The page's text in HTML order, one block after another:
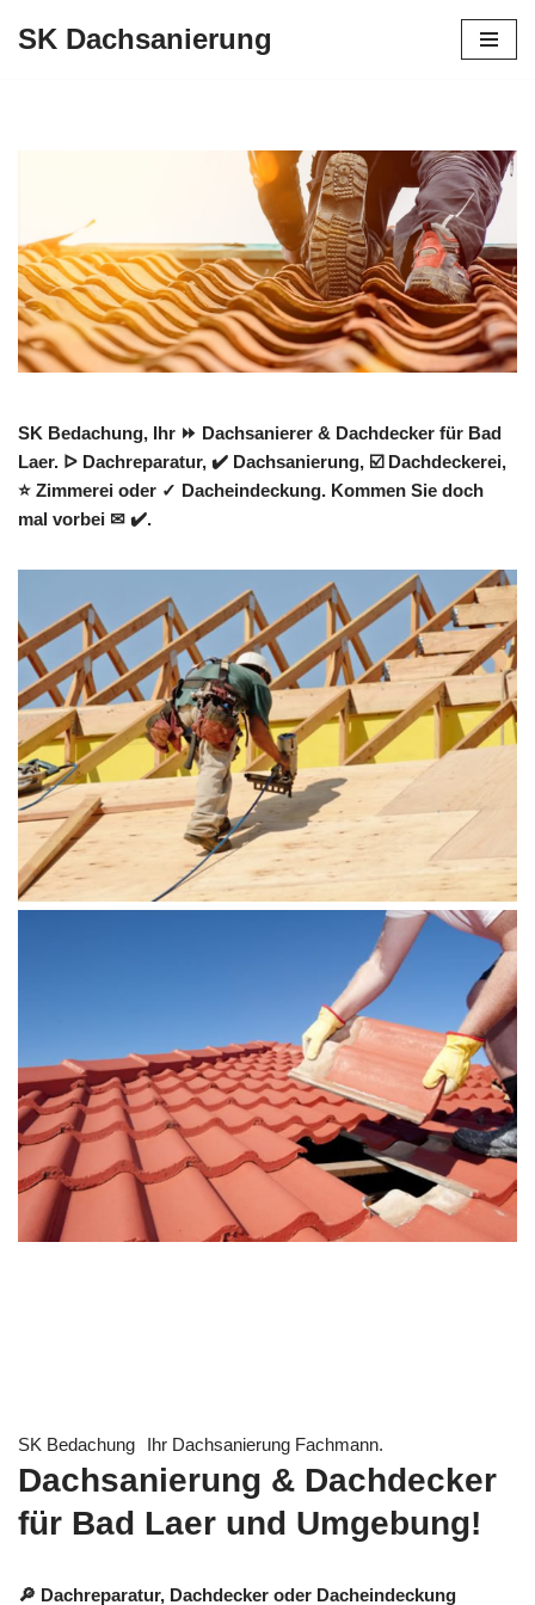
SK Dachsanierung
SK Bedachung, Ihr ⏩ Dachsanierer & Dachdecker für Bad
Laer. ᐅ Dachreparatur, ✔️ Dachsanierung, ☑️ Dachdeckerei,
⭐ Zimmerei oder ✓ Dacheindeckung. Kommen Sie doch
mal vorbei ✉ ✔️.
SK Bedachung Ihr Dachsanierung Fachmann.
Dachsanierung & Dachdecker
für Bad Laer und Umgebung!
🔎 Dachreparatur, Dachdecker oder Dacheindeckung